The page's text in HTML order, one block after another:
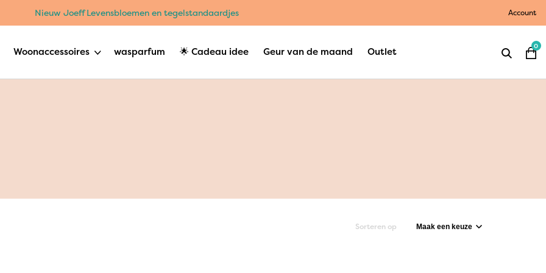
Nieuw Joeff Levensbloemen en tegelstandaardjes Account
Woonaccessoires wasparfum 🌟 Cadeau idee Geur van de maand Outlet 0
Sorteren op